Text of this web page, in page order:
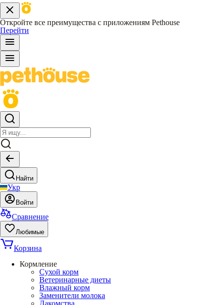
Откройте все преимущества с приложениям Pethouse
Перейти
Найти
Укр
Войти
Сравнение
Любимые
Корзина
Кормление
Сухой корм
Ветеринарные диеты
Влажный корм
Заменители молока
Лакомства